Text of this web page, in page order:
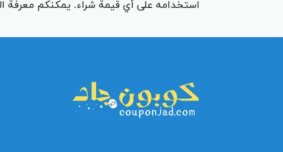
استخدامه على أي قيمة شراء. يمكنكم